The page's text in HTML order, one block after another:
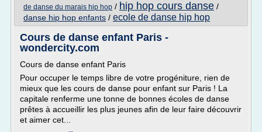
de danse du marais hip hop / hip hop cours danse /
danse hip hop enfants / ecole de danse hip hop
Cours de danse enfant Paris -
wondercity.com
Cours de danse enfant Paris
Pour occuper le temps libre de votre progéniture, rien de
mieux que les cours de danse pour enfant sur Paris ! La
capitale renferme une tonne de bonnes écoles de danse
prêtes à accueillir les plus jeunes afin de leur faire découvrir
et aimer cet...